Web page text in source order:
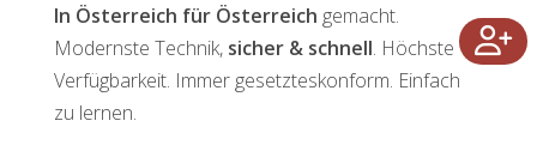
In Österreich für Österreich gemacht.
Modernste Technik, sicher & schnell. Höchste
Verfügbarkeit. Immer gesetzteskonform. Einfach
zu lernen.